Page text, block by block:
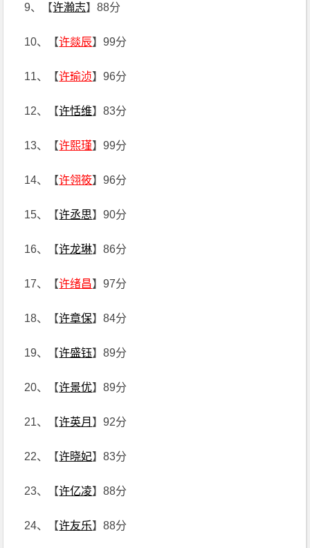
9、【许瀚志】88分
10、【许燚辰】99分
11、【许瑜浈】96分
12、【许恬维】83分
13、【许熙瑾】99分
14、【许翎筱】96分
15、【许丞思】90分
16、【许龙琳】86分
17、【许绪昌】97分
18、【许章保】84分
19、【许盛钰】89分
20、【许景优】89分
21、【许英月 】92分
22、【许晓妃】83分
23、【许亿凌】88分
24、【许友乐】88分